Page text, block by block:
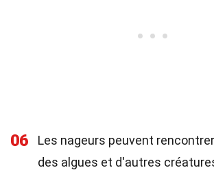
06
Les nageurs peuvent
des algues et d'autres